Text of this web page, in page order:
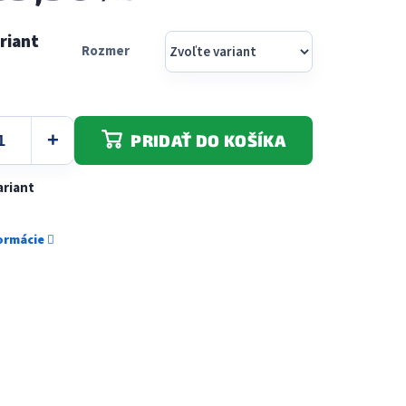
Rozmer
PRIDAŤ DO KOŠÍKA